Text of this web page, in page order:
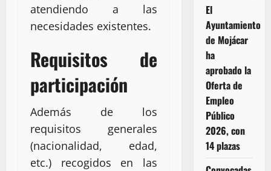
atendiendo a las
necesidades existentes.
Requisitos de
participación
Además de los
requisitos generales
(nacionalidad, edad,
etc.) recogidos en las
El
Ayuntamiento
de Mojácar
ha
aprobado la
Oferta de
Empleo
Público
2026, con
14 plazas